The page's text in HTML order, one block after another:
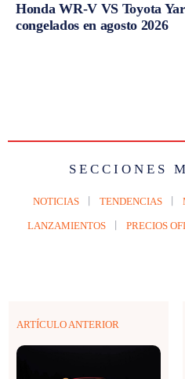
Honda WR-V VS Toyota
congelados en agosto 2026
SECCIONES
NOTICIAS TENDENCIAS
LANZAMIENTOS PRECIOS
ARTÍCULO ANTERIOR